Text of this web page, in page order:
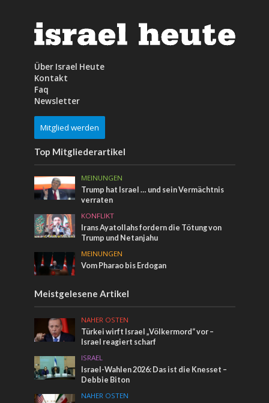
Über Israel Heute
Kontakt
Faq
Newsletter
Mitglied werden
Top Mitgliederartikel
MEINUNGEN
Trump hat Israel … und sein Vermächtnis
verraten
KONFLIKT
Irans Ayatollahs fordern die Tötung von
Trump und Netanjahu
MEINUNGEN
Vom Pharao bis Erdogan
Meistgelesene Artikel
NAHER OSTEN
Türkei wirft Israel „Völkermord“ vor –
Israel reagiert scharf
ISRAEL
Israel-Wahlen 2026: Das ist die Knesset –
Debbie Biton
NAHER OSTEN